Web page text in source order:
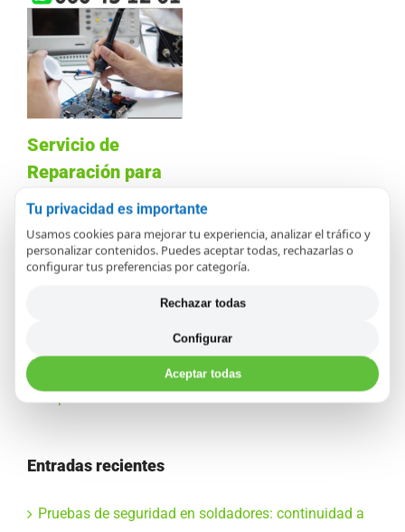
Servicio de
Reparación para
placas
electrónicas en
Cáceres
diciembre 14th, 2020
Entradas recientes
Pruebas de seguridad en soldadores: continuidad a
Tu privacidad es importante
Usamos cookies para mejorar tu experiencia, analizar el tráfico y
personalizar contenidos. Puedes aceptar todas, rechazarlas o
configurar tus preferencias por categoría.
Rechazar todas
Configurar
Aceptar todas